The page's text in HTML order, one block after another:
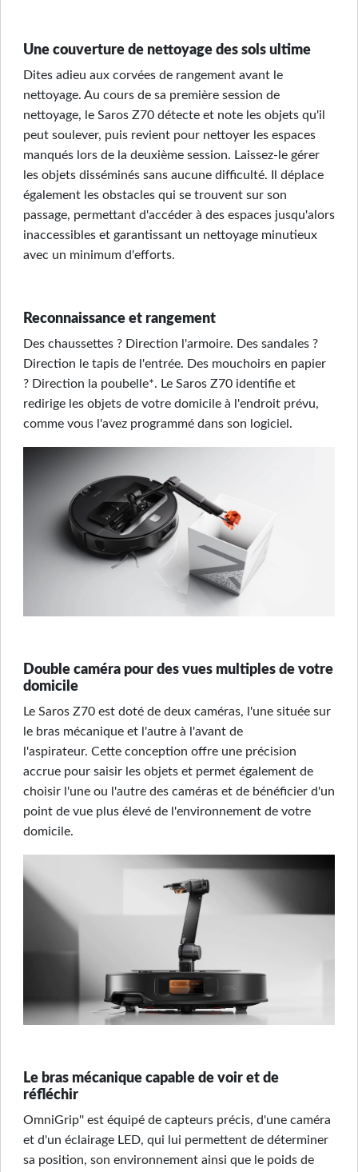
Une couverture de nettoyage des sols ultime
Dites adieu aux corvées de rangement avant le
nettoyage. Au cours de sa première session de
nettoyage, le Saros Z70 détecte et note les objets qu'il
peut soulever, puis revient pour nettoyer les espaces
manqués lors de la deuxième session. Laissez-le gérer
les objets disséminés sans aucune difficulté. Il déplace
également les obstacles qui se trouvent sur son
passage, permettant d'accéder à des espaces jusqu'alors
inaccessibles et garantissant un nettoyage minutieux
avec un minimum d'efforts.
Reconnaissance et rangement
Des chaussettes ? Direction l'armoire. Des sandales ?
Direction le tapis de l'entrée. Des mouchoirs en papier
? Direction la poubelle*. Le Saros Z70 identifie et
redirige les objets de votre domicile à l'endroit prévu,
comme vous l'avez programmé dans son logiciel.
Double caméra pour des vues multiples de votre
domicile
Le Saros Z70 est doté de deux caméras, l'une située sur
le bras mécanique et l'autre à l'avant de
l'aspirateur. Cette conception offre une précision
accrue pour saisir les objets et permet également de
choisir l'une ou l'autre des caméras et de bénéficier d'un
point de vue plus élevé de l'environnement de votre
domicile.
Le bras mécanique capable de voir et de
réfléchir
OmniGrip'' est équipé de capteurs précis, d'une caméra
et d'un éclairage LED, qui lui permettent de déterminer
sa position, son environnement ainsi que le poids de